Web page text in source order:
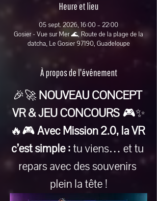
Heure et lieu
05 sept. 2026, 16:00 – 22:00
Gosier - Vue sur Mer 🌊, Route de la plage de la
datcha, Le Gosier 97190, Guadeloupe
À propos de l'événement
🎉🚀 NOUVEAU CONCEPT
VR & JEU CONCOURS 🎮✨
🔥🎮 Avec Mission 2.0, la VR
c’est simple : tu viens… et tu
repars avec des souvenirs
plein la tête !